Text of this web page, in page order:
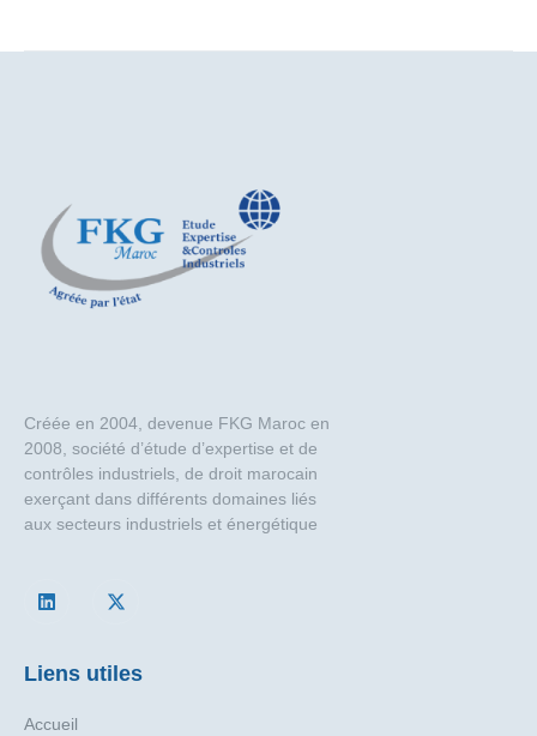
Créée en 2004, devenue FKG Maroc en
2008, société d’étude d’expertise et de
contrôles industriels, de droit marocain
exerçant dans différents domaines liés
aux secteurs industriels et énergétique
Liens utiles
Accueil